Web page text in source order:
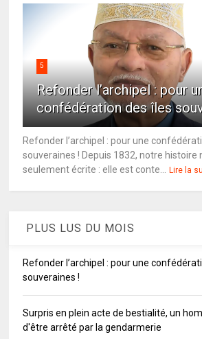
5
Refonder l’archipel : pour
confédération des îles
Refonder l’archipel : pour une
souveraines ! Depuis 1832, notre histoire
seulement écrite : elle est conte...
Lire la
PLUS LUS DU MOIS
Refonder l’archipel : pour une
souveraines !
Surpris en plein acte de bestialité, un
d'être arrêté par la gendarmerie